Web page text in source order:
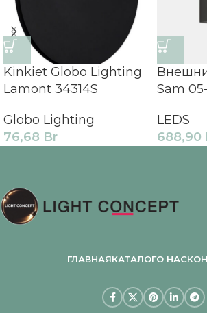
Kinkiet Globo Lighting
Lamont 34314S
Globo Lighting
76,68 Br
Sam
LEDS
688,90
ГЛАВНАЯКАТАЛОГО НАС